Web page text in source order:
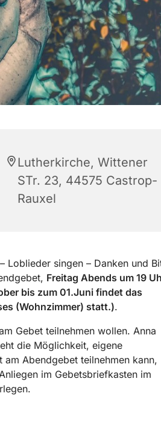
Lutherkirche, Wittener
STr. 23, 44575 Castrop-
Rauxel
Loblieder singen – Danken und
Freitag Abends um 19
bis zum 01.Juni findet das
(Wohnzimmer) statt.).
Gebet teilnehmen wollen. Anna
die Möglichkeit, eigene
Abendgebet teilnehmen kann,
im Gebetsbriefkasten im